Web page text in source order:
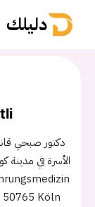
دليلك
دكتور صبحي